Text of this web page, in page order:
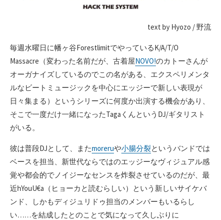
text by Hyozo / 野流
毎週水曜日に幡ヶ谷ForestlimitでやっているK/A/T/O
Massacre（変わった名前だが、古着屋NOVO!のカトーさんが
オーガナイズしているのでこの名がある、エクスペリメンタ
ルなビートミュージックを中心にエッジーで新しい表現が
日々集まる）というシリーズに何度か出演する機会があり、
そこで一度だけ一緒になったTagaくんというDJ/ギタリスト
がいる。
彼は普段DJとして、またmoreruや小腸分裂というバンドでは
ベースを担当、新世代ならではのエッジーなヴィジュアル感
覚や都会的でノイジーなセンスを炸裂させているのだが、最
近hYouU€a（ヒョーカと読むらしい）という新しいサイケバ
ンド、しかもディジュリドゥ担当のメンバーもいるらし
い……を結成したとのことで気になって久しぶりに